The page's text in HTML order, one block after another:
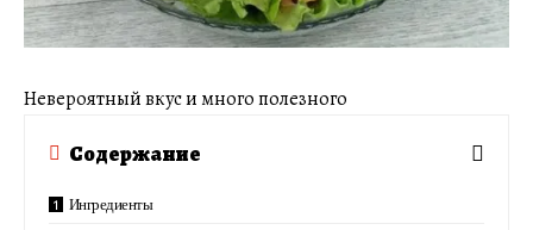
Невероятный вкус и много полезного
Содержание
Ингредиенты